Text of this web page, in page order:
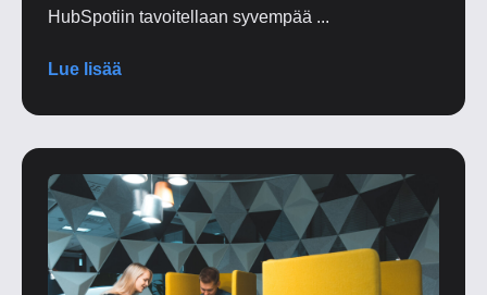
HubSpotiin tavoitellaan syvempää ...
Lue lisää